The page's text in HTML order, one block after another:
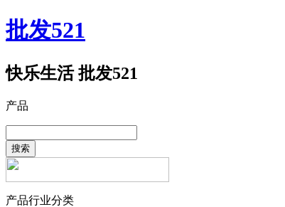
批发521
快乐生活 批发521
产品
搜索
产品行业分类